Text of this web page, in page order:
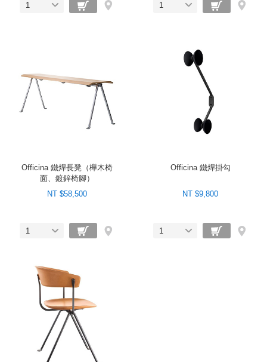
1 1
Officina 鐵焊長凳（櫸木椅
面、鍍鋅椅腳）
NT $58,500
1
Officina 鐵焊掛勾
NT $9,800
1